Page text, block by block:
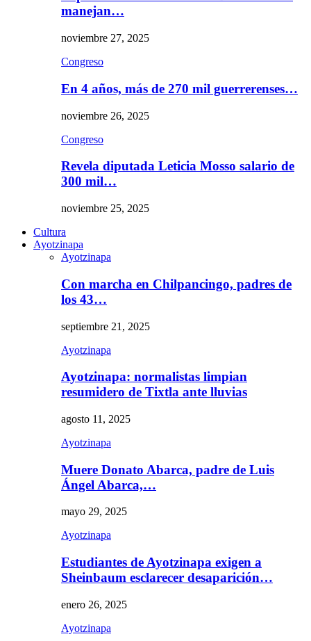
manejan…
noviembre 27, 2025
Congreso
En 4 años, más de 270 mil guerrerenses…
noviembre 26, 2025
Congreso
Revela diputada Leticia Mosso salario de
300 mil…
noviembre 25, 2025
Cultura
Ayotzinapa
Ayotzinapa
Con marcha en Chilpancingo, padres de
los 43…
septiembre 21, 2025
Ayotzinapa
Ayotzinapa: normalistas limpian
resumidero de Tixtla ante lluvias
agosto 11, 2025
Ayotzinapa
Muere Donato Abarca, padre de Luis
Ángel Abarca,…
mayo 29, 2025
Ayotzinapa
Estudiantes de Ayotzinapa exigen a
Sheinbaum esclarecer desaparición…
enero 26, 2025
Ayotzinapa